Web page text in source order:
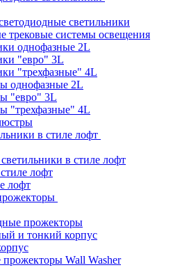
светильники
трековые системы освещения
однофазные 2L
"евро" 3L
"трехфазные" 4L
однофазные 2L
"евро" 3L
"трехфазные" 4L
в стиле лофт
в стиле лофт
лофт
лофт
прожекторы
и тонкий корпус
Wall Washer